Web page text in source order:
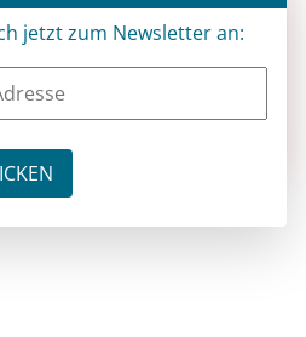
BASIC
testen
jetzt zum Newsletter an: